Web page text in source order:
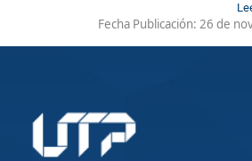
Fecha Publicación: 26 de